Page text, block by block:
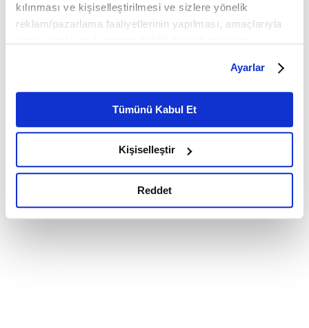
kılınması ve kişiselleştirilmesi ve sizlere yönelik
reklam/pazarlama faaliyetlerinin yapılması, amaçlarıyla
belirleyebilirsiniz. Çerezlere ilişkin detaylı bilgi için
Ayarlar butonuna tıklayabilir,Çerez Bilgilendirme
Metnimizi ziyaret edebilirsiniz.
6698 sayılı Kişisel Verilerin Korunması Kanunu uyarınca
okumak ve sitemizi ziyaretiniz kapsamında
gerçekleştirilen veri işleme faaliyetleri ile ilgili daha
detaylı bilgi almak için lütfentıklayınız.
Ayarlar
Tümünü Kabul Et
Kişiselleştir
Reddet